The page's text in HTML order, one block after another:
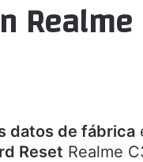
datos de fábrica
Reset Realme